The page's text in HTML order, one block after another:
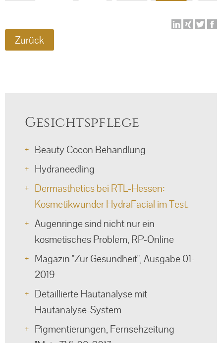
Zurück
Gesichtspflege
Beauty Cocon Behandlung
Hydraneedling
Dermasthetics bei RTL-Hessen:
Kosmetikwunder HydraFacial im Test.
Augenringe sind nicht nur ein
kosmetisches Problem, RP-Online
Magazin "Zur Gesundheit", Ausgabe 01-
2019
Detaillierte Hautanalyse mit
Hautanalyse-System
Pigmentierungen, Fernsehzeitung